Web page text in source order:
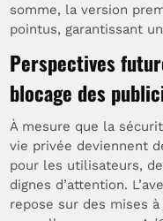
somme, la version
pointus, garantissant
Perspectives
blocage des
À mesure que la
vie privée deviennent
pour les utilisateurs,
dignes d’attention.
repose sur des mises